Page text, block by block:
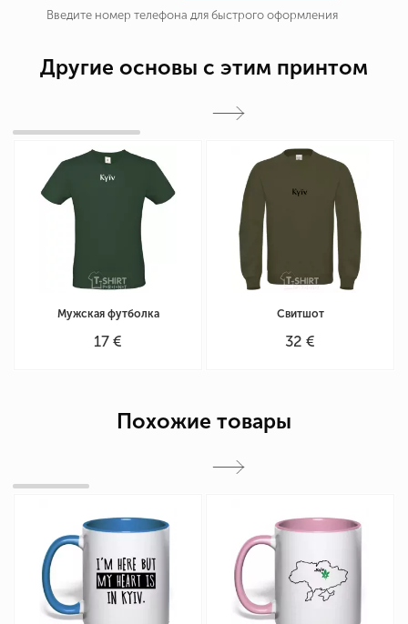
Введите номер телефона для быстрого оформления
Другие основы с этим принтом
Мужская футболка
17 €
Свитшот
32 €
Похожие товары